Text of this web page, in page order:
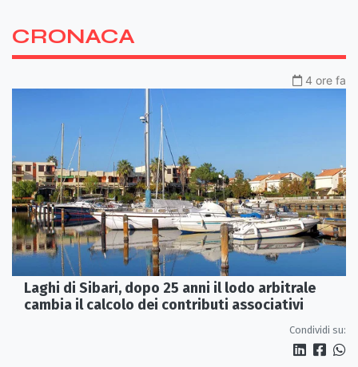
CRONACA
4 ore fa
Laghi di Sibari, dopo 25 anni il lodo arbitrale
cambia il calcolo dei contributi associativi
Condividi su: